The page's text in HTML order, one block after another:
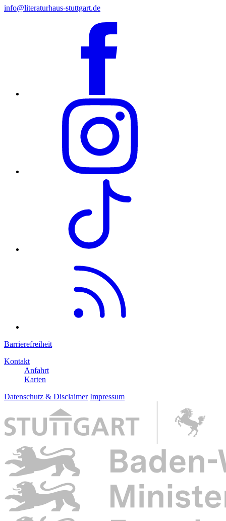
info@literaturhaus-stuttgart.de
Barrierefreiheit
Kontakt
Anfahrt
Karten
Datenschutz & Disclaimer Impressum